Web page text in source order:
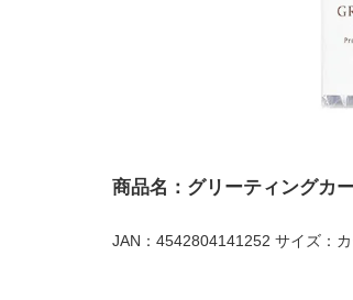
商品名：グリーティングカ
JAN：4542804141252 サイズ：